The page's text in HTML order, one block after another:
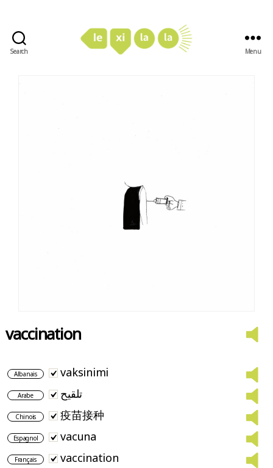
Search Menu
vaccination
Albanais vaksinimi
Arabe تلقيح
Chinois 疫苗接种
Espagnol vacuna
Français vaccination